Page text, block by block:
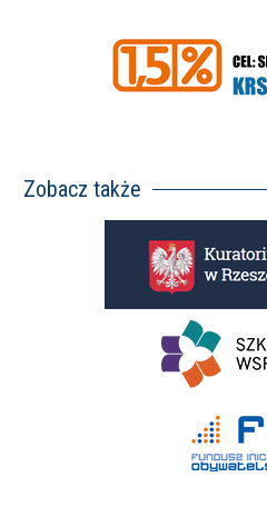
Zobacz także